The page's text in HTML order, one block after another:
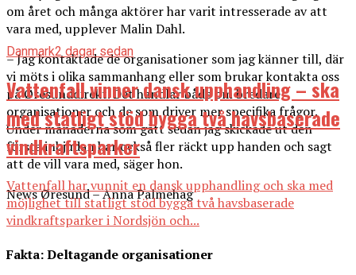
om året och många aktörer har varit intresserade av att
vara med, upplever Malin Dahl.
– Jag kontaktade de organisationer som jag känner till, där
vi möts i olika sammanhang eller som brukar kontakta oss
på Øresunddirekt. Det handlar både om bredare
organisationer och de som driver mer specifika frågor.
Under månaderna som gått sedan jag skickade ut den
första inbjudan har också fler räckt upp handen och sagt
att de vill vara med, säger hon.
News Øresund – Anna Palmehag
Fakta: Deltagande organisationer
Danmark2 dagar sedan
Vattenfall vinner dansk upphandling – ska
med statligt stöd bygga två havsbaserade
vindkraftsparker
Vattenfall har vunnit en dansk upphandling och ska med
möjlighet till statligt stöd bygga två havsbaserade
vindkraftsparker i Nordsjön och...